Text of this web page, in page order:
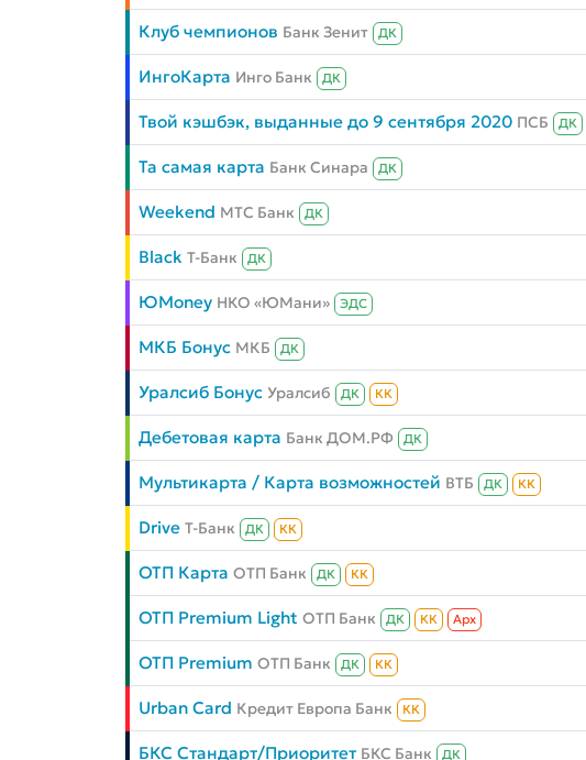
Клуб чемпионов Банк Зенит ДК
ИнгоКарта Инго Банк ДК
Твой кэшбэк, выданные до 9 сентября 2020 ПСБ ДК
Та самая карта Банк Синара ДК
Weekend МТС Банк ДК
Black Т-Банк ДК
ЮMoney НКО «ЮМани» ЭДС
МКБ Бонус МКБ ДК
Уралсиб Бонус Уралсиб ДК КК
Дебетовая карта Банк ДОМ.РФ ДК
Мультикарта / Карта возможностей ВТБ ДК КК
Drive Т-Банк ДК КК
ОТП Карта ОТП Банк ДК КК
ОТП Premium Light ОТП Банк ДК КК Aрх
ОТП Premium ОТП Банк ДК КК
Urban Card Кредит Европа Банк КК
БКС Стандарт/Приоритет БКС Банк ДК